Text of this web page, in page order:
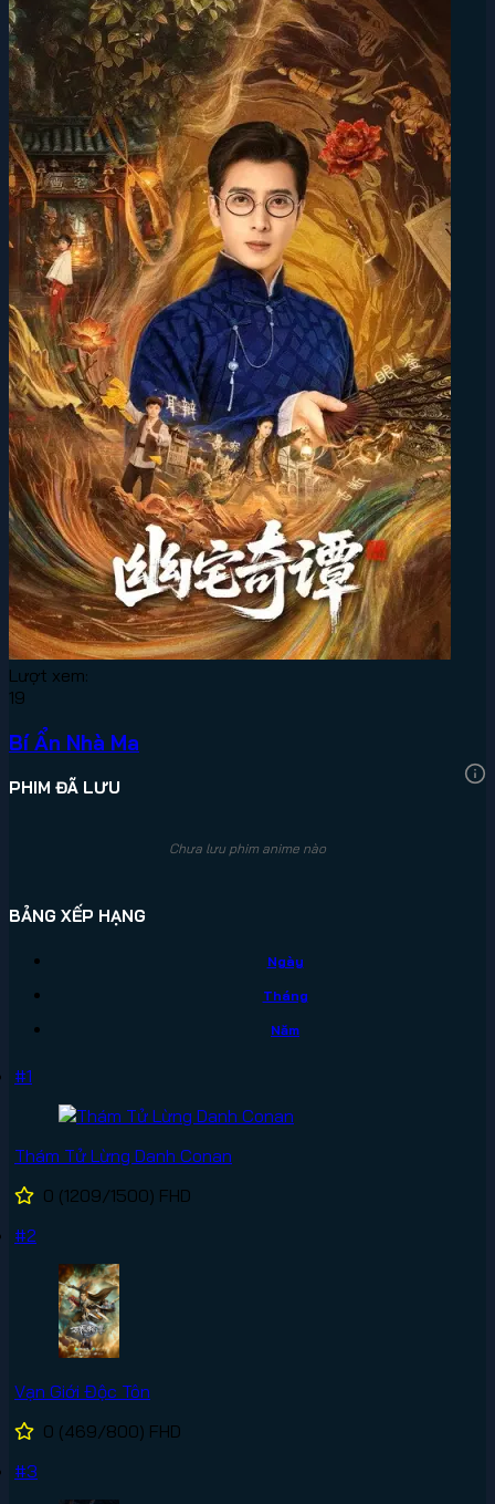
Lượt xem:
19
Bí Ẩn Nhà Ma
PHIM ĐÃ LƯU
Chưa lưu phim anime nào
BẢNG XẾP HẠNG
Ngày
Tháng
Năm
#1
Thám Tử Lừng Danh Conan
0 (1209/1500) FHD
#2
Vạn Giới Độc Tôn
0 (469/800) FHD
#3